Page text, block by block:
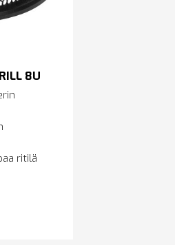
8U
ritilä